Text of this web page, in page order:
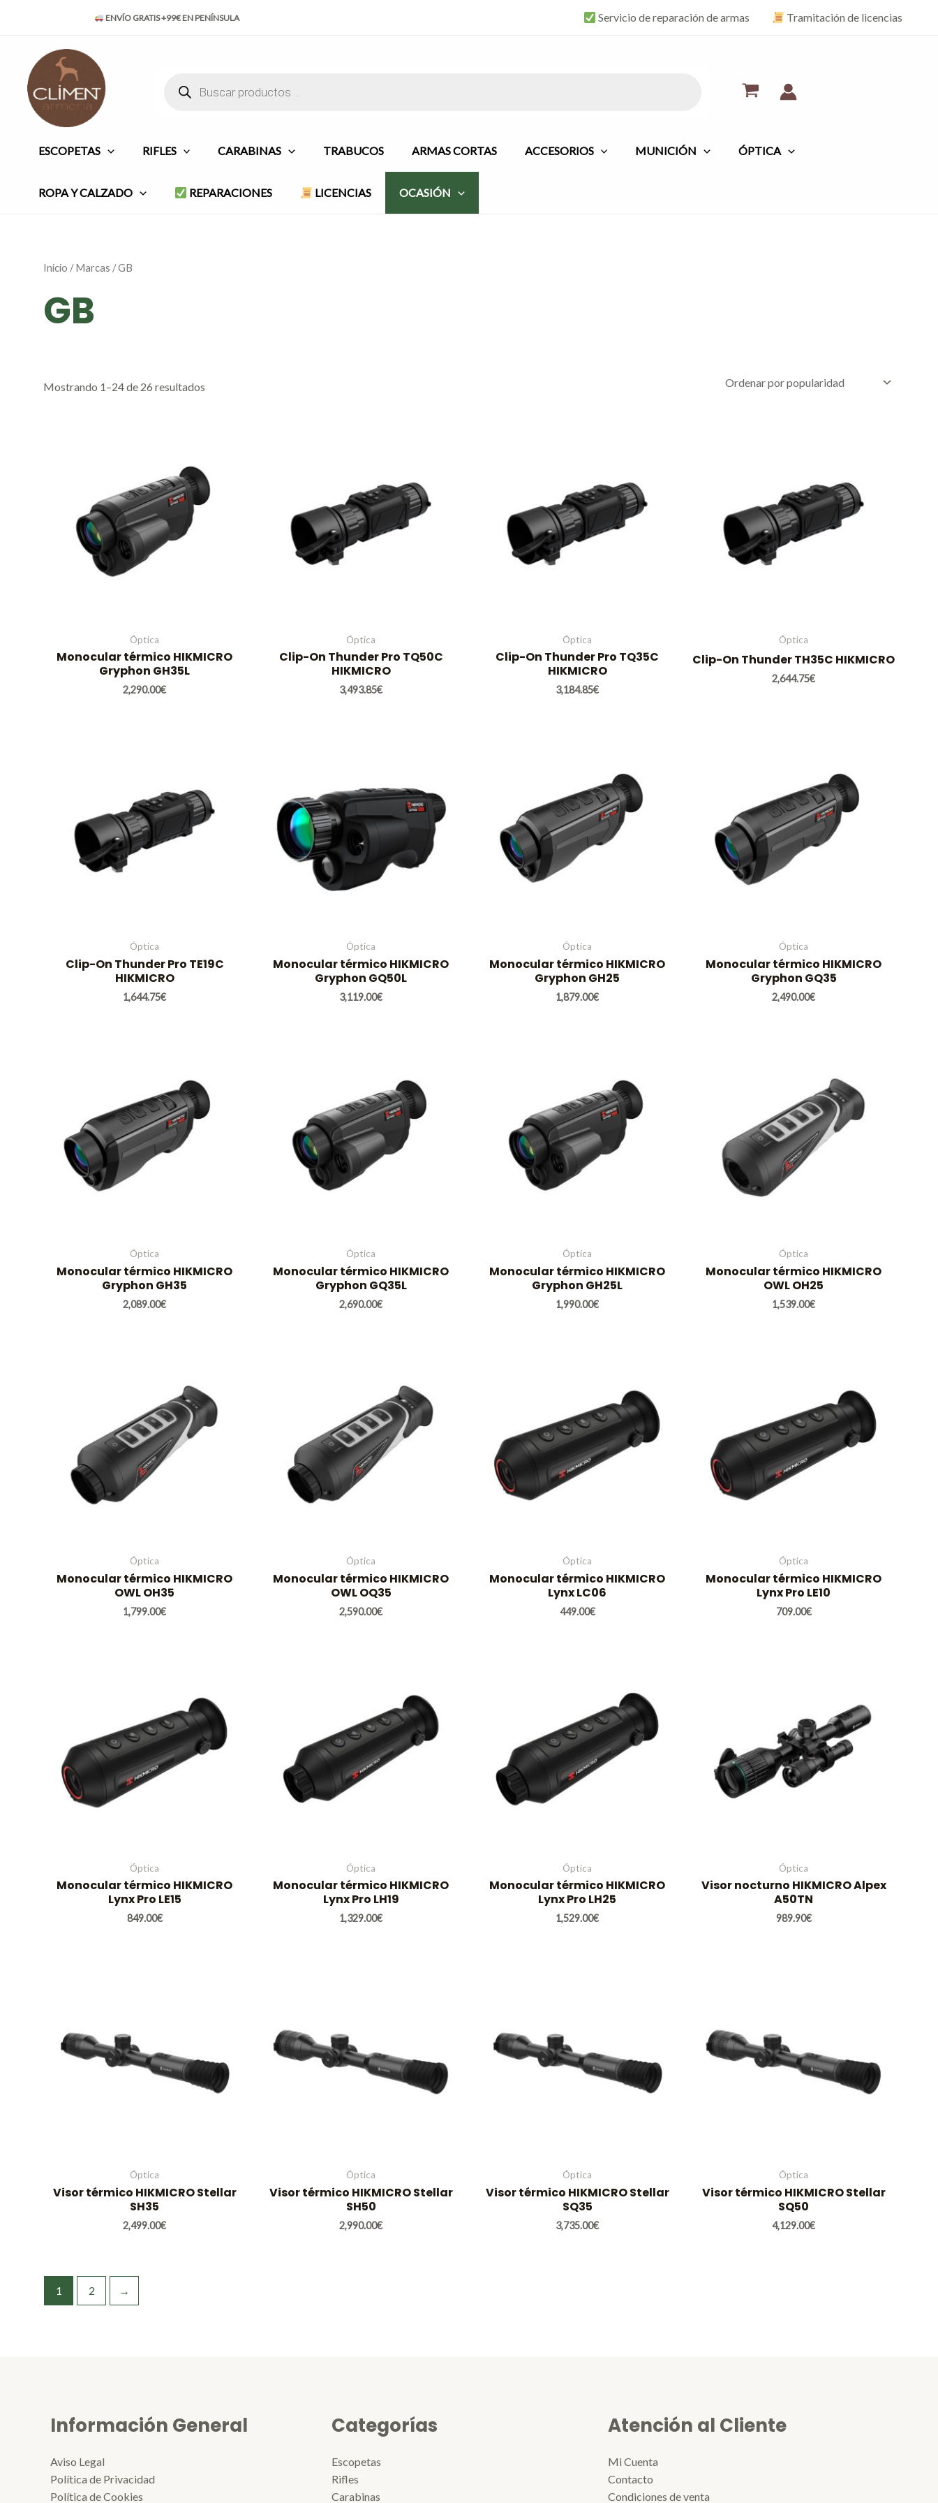
ENVÍO GRATIS +99€ EN PENÍNSULA Servicio de reparación de armas Tramitación de licencias
productos
ESCOPETAS RIFLES CARABINAS TRABUCOS ARMAS CORTAS ACCESORIOS MUNICIÓN ÓPTICA
ROPA Y CALZADO REPARACIONES LICENCIAS OCASIÓN
Inicio /Marcas / GB
GB
Mostrando 1–24 de 26 resultados
por
Óptica
Monocular térmico HIKMICRO
Gryphon GH35L
2,290.00€
Óptica
Clip-On Thunder Pro TQ50C
HIKMICRO
3,493.85€
Óptica
Clip-On Thunder Pro TQ35C
HIKMICRO
3,184.85€
Óptica
Clip-On Thunder TH35C HIKMICRO
2,644.75€
Óptica
Clip-On Thunder Pro TE19C
HIKMICRO
1,644.75€
Óptica
Monocular térmico HIKMICRO
Gryphon GQ50L
3,119.00€
Óptica
Monocular térmico HIKMICRO
Gryphon GH25
1,879.00€
Óptica
Monocular térmico HIKMICRO
Gryphon GQ35
2,490.00€
Óptica
Monocular térmico HIKMICRO
Gryphon GH35
2,089.00€
Óptica
Monocular térmico HIKMICRO
Gryphon GQ35L
2,690.00€
Óptica
Monocular térmico HIKMICRO
Gryphon GH25L
1,990.00€
Óptica
Monocular térmico HIKMICRO
OWL OH25
1,539.00€
Óptica
Monocular térmico HIKMICRO
OWL OH35
1,799.00€
Óptica
Monocular térmico HIKMICRO
OWL OQ35
2,590.00€
Óptica
Monocular térmico HIKMICRO
Lynx LC06
449.00€
Óptica
Monocular térmico HIKMICRO
Lynx Pro LE10
709.00€
Óptica
Monocular térmico HIKMICRO
Lynx Pro LE15
849.00€
Óptica
Monocular térmico HIKMICRO
Lynx Pro LH19
1,329.00€
Óptica
Monocular térmico HIKMICRO
Lynx Pro LH25
1,529.00€
Óptica
Visor nocturno HIKMICRO Alpex
A50TN
989.90€
Óptica
Visor térmico HIKMICRO Stellar
SH35
2,499.00€
Óptica
Visor térmico HIKMICRO Stellar
SH50
2,990.00€
Óptica
Visor térmico HIKMICRO Stellar
SQ35
3,735.00€
Óptica
Visor térmico HIKMICRO Stellar
SQ50
4,129.00€
1 2 →
Información General
Aviso Legal
Política de Privacidad
Política de Cookies
Categorías
Escopetas
Rifles
Carabinas
Atención al Cliente
Mi Cuenta
Contacto
Condiciones de venta